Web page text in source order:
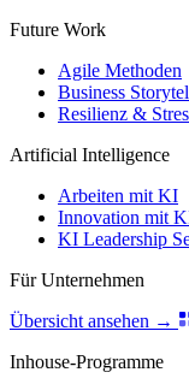
Future Work
Agile Methoden
Business
Resilienz &
Artificial Intelligence
Arbeiten mit KI
Innovation mit
KI Leadership
Für Unternehmen
Übersicht ansehen →
Inhouse-Programme